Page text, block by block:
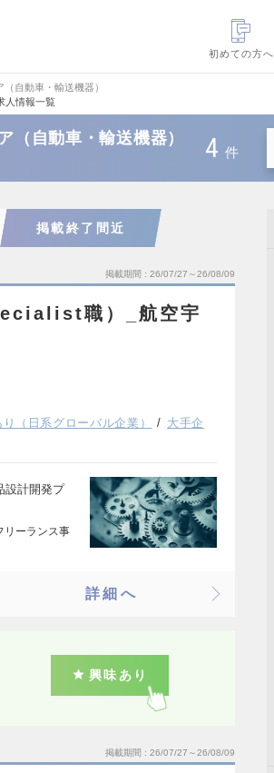
初めての方へ
自動車・輸送機器）
人情報一覧
（自動車・輸送機器）
4 件
掲載終了間近
掲載期間 26/07/27～26/08/09
職）_航空宇
（日系グローバル企業）
大手企
設計開発プ
リーランス事
詳細へ
興味あり
掲載期間 26/07/27～26/08/09